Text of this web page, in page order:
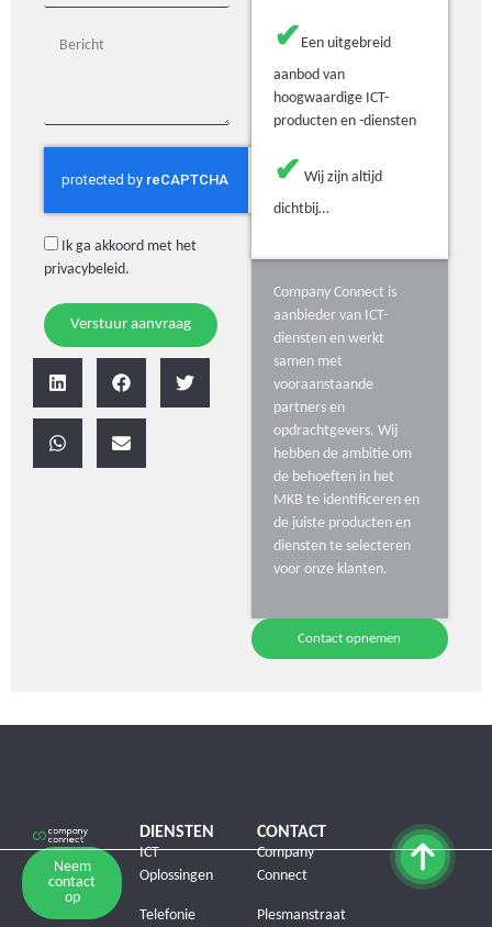
Ik ga akkoord met het
privacybeleid.
Verstuur aanvraag
✔ Een uitgebreid
aanbod van
hoogwaardige ICT-
producten en -diensten
✔ Wij zijn altijd
dichtbij…
Company Connect is
aanbieder van ICT-
diensten en werkt
samen met
vooraanstaande
partners en
opdrachtgevers. Wij
hebben de ambitie om
de behoeften in het
MKB te identificeren en
de juiste producten en
diensten te selecteren
voor onze klanten.
Contact opnemen
Neem
contact
op
DIENSTEN
ICT
Oplossingen
Telefonie
CONTACT
Company
Connect
Plesmanstraat